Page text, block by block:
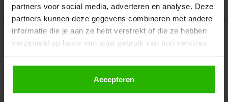
partners voor social media, adverteren en analyse. Deze
partners kunnen deze gegevens combineren met andere
informatie die je aan ze hebt verstrekt of die ze hebben
verzameld op basis van jouw gebruik van hun services.
Als je op "Accepteer" klikt, dan geef je Voordeeluitjes.nl
toestemming om cookies voor social media en
gepersonaliseerde advertenties te plaatsen.
Accepteren
Application error: a client-side exception has occurred while
loadingwww.voordeeluitjes.nl (see the browser console for more
information).